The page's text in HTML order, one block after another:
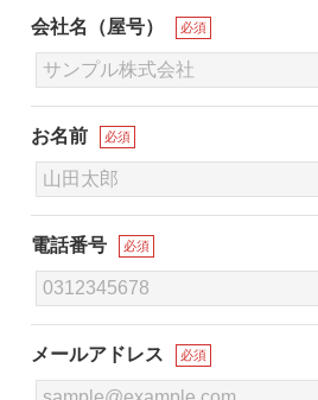
会社名（屋号） 必須
お名前 必須
電話番号 必須
メールアドレス 必須